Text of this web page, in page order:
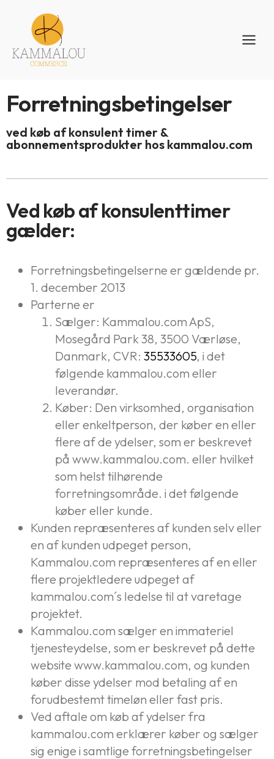
Forretningsbetingelser
ved køb af konsulent timer &
abonnementsprodukter hos kammalou.com
Ved køb af konsulenttimer
gælder:
Forretningsbetingelserne er gældende pr.
1. december 2013
Parterne er
Sælger: Kammalou.com ApS,
Mosegård Park 38, 3500 Værløse,
Danmark, CVR: 35533605, i det
følgende kammalou.com eller
leverandør.
Køber: Den virksomhed, organisation
eller enkeltperson, der køber en eller
flere af de ydelser, som er beskrevet
på www.kammalou.com. eller hvilket
som helst tilhørende
forretningsområde. i det følgende
køber eller kunde.
Kunden repræsenteres af kunden selv eller
en af kunden udpeget person,
Kammalou.com repræsenteres af en eller
flere projektledere udpeget af
kammalou.com´s ledelse til at varetage
projektet.
Kammalou.com sælger en immateriel
tjenesteydelse, som er beskrevet på dette
website www.kammalou.com, og kunden
køber disse ydelser mod betaling af en
forudbestemt timeløn eller fast pris.
Ved aftale om køb af ydelser fra
kammalou.com erklærer køber og sælger
sig enige i samtlige forretningsbetingelser